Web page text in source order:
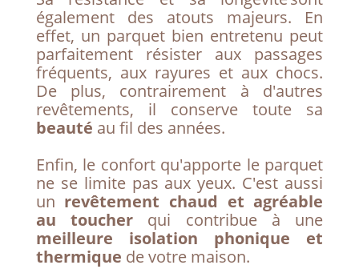
également des atouts majeurs. En
effet, un parquet bien entretenu peut
parfaitement résister aux passages
fréquents, aux rayures et aux chocs.
De plus, contrairement à d'autres
revêtements, il conserve toute sa
beauté au fil des années.
Enfin, le confort qu'apporte le parquet
ne se limite pas aux yeux. C'est aussi
un revêtement chaud et agréable
au toucher qui contribue à une
meilleure isolation phonique
et
thermique de votre maison.